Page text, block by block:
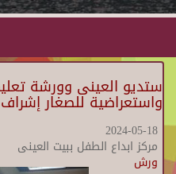
ستديو العينى وورشة
واستعراضية للصغار
2024-05-18
مركز ابداع الطفل ببيت العينى
ورش